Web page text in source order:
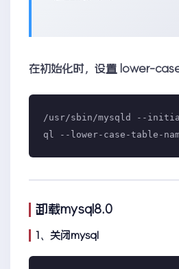
在初始化时，设置 lower-
/usr/sbin/mysqld --
卸载mysql8.0
1、关闭mysql